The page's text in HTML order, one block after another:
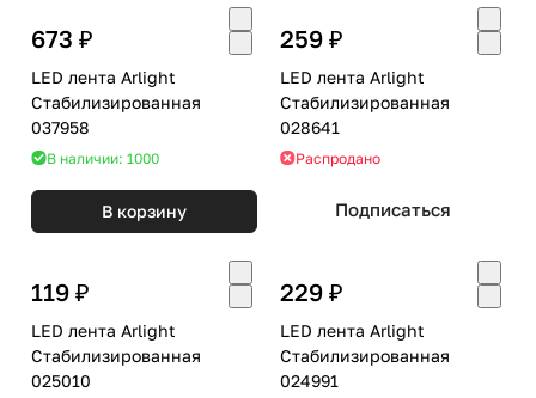
673 ₽
LED лента Arlight
Стабилизированная
037958
В наличии: 1000
В корзину
259 ₽
LED лента Arlight
Стабилизированная
028641
Распродано
Подписаться
119 ₽
LED лента Arlight
Стабилизированная
025010
229 ₽
LED лента Arlight
Стабилизированная
024991